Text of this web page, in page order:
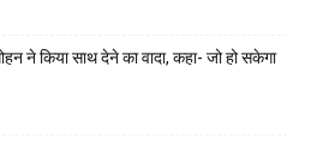
ने किया साथ देने का वादा, कहा- जो हो सकेगा